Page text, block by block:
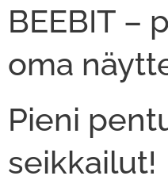
BEEBIT –
oma
Pieni
seikkailut!